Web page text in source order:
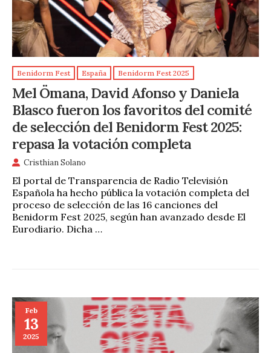
Benidorm Fest España Benidorm Fest 2025
Mel Ömana, David Afonso y Daniela
Blasco fueron los favoritos del comité
de selección del Benidorm Fest 2025:
repasa la votación completa
Cristhian Solano
El portal de Transparencia de Radio Televisión
Española ha hecho pública la votación completa del
proceso de selección de las 16 canciones del
Benidorm Fest 2025, según han avanzado desde El
Eurodiario. Dicha …
Feb
13
2025